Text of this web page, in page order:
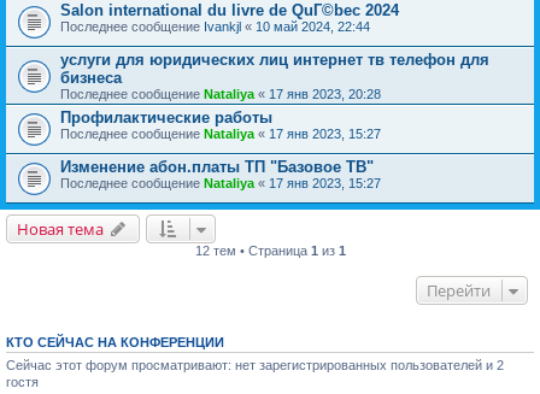
Salon international du livre de QuГ©bec 2024
Последнее сообщение Ivankjl « 10 май 2024, 22:44
услуги для юридических лиц интернет тв телефон для
бизнеса
Последнее сообщение Nataliya « 17 янв 2023, 20:28
Профилактические работы
Последнее сообщение Nataliya « 17 янв 2023, 15:27
Изменение абон.платы ТП "Базовое ТВ"
Последнее сообщение Nataliya « 17 янв 2023, 15:27
Новая тема
12 тем • Страница 1 из 1
Перейти
КТО СЕЙЧАС НА КОНФЕРЕНЦИИ
Сейчас этот форум просматривают: нет зарегистрированных пользователей и 2
гостя